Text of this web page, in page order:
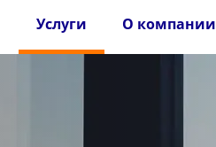
Услуги О компании